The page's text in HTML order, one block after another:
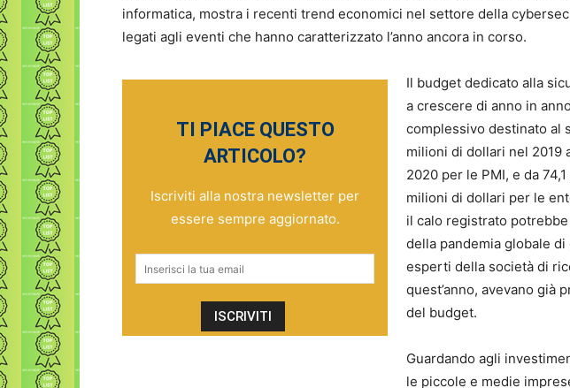
informatica, mostra i recenti trend economici nel settore della
legati agli eventi che hanno caratterizzato l’anno ancora in corso.
TI PIACE QUESTO
ARTICOLO?
Iscriviti alla nostra newsletter per
essere sempre aggiornato.
Il budget dedicato alla
a crescere di anno in
complessivo destinato al
milioni di dollari nel 2019
2020 per le PMI, e da
milioni di dollari per le
il calo registrato
della pandemia globale
esperti della società di
quest’anno, avevano già
del budget.
Guardando agli
le piccole e medie